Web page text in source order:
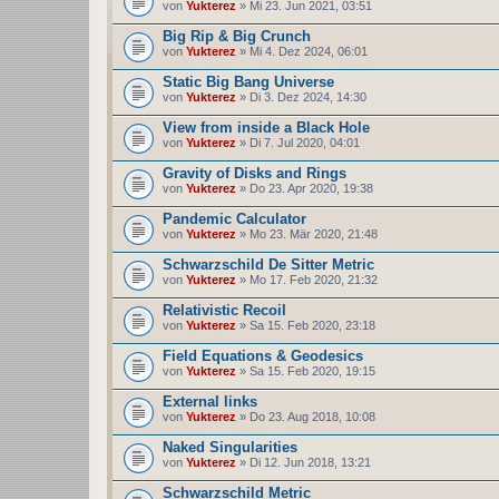
von Yukterez » Mi 23. Jun 2021, 03:51
Big Rip & Big Crunch
von Yukterez » Mi 4. Dez 2024, 06:01
Static Big Bang Universe
von Yukterez » Di 3. Dez 2024, 14:30
View from inside a Black Hole
von Yukterez » Di 7. Jul 2020, 04:01
Gravity of Disks and Rings
von Yukterez » Do 23. Apr 2020, 19:38
Pandemic Calculator
von Yukterez » Mo 23. Mär 2020, 21:48
Schwarzschild De Sitter Metric
von Yukterez » Mo 17. Feb 2020, 21:32
Relativistic Recoil
von Yukterez » Sa 15. Feb 2020, 23:18
Field Equations & Geodesics
von Yukterez » Sa 15. Feb 2020, 19:15
External links
von Yukterez » Do 23. Aug 2018, 10:08
Naked Singularities
von Yukterez » Di 12. Jun 2018, 13:21
Schwarzschild Metric